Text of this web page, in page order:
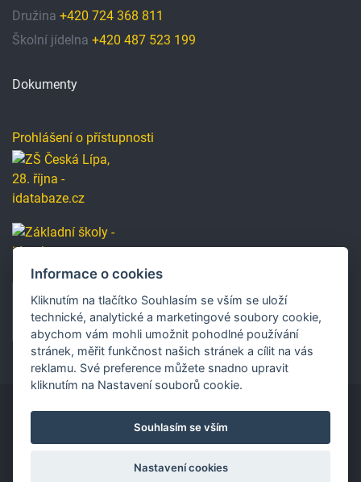
Družina +420 724 368 811
Školní jídelna +420 487 523 199
Dokumenty
Prohlášení o přístupnosti
Copyright © 2019 Základní škola, Česká Lípa, 28. října
2733, příspěvková organizace.
Ace IT s.r.o. /SEO Přihlášení
Informace o cookies
Kliknutím na tlačítko Souhlasím se vším se uloží
technické, analytické a marketingové soubory cookie,
abychom vám mohli umožnit pohodlné používání
stránek, měřit funkčnost našich stránek a cílit na vás
reklamu. Své preference můžete snadno upravit
kliknutím na Nastavení souborů cookie.
Souhlasím se vším
Nastavení cookies